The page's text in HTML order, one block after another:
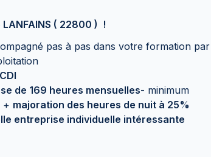
( 22800 ) !
pas à pas dans votre formation par
de 169 heures mensuelles- minimum
+ majoration des heures de nuit à 25%
entreprise individuelle intéressante